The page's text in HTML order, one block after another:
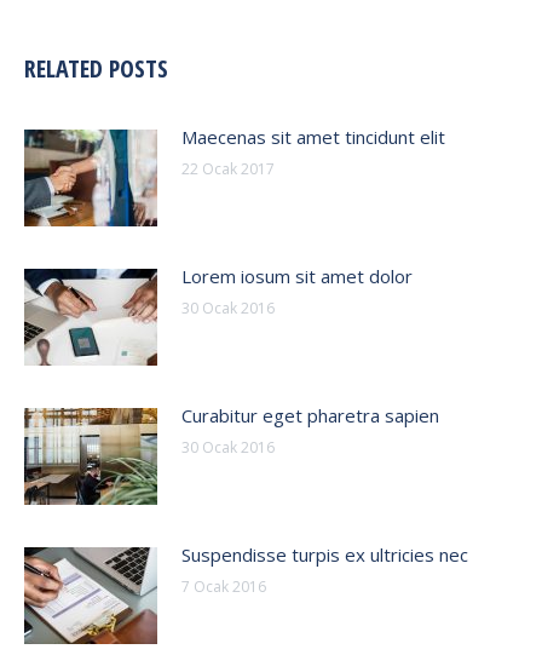
RELATED POSTS
Maecenas sit amet tincidunt elit
22 Ocak 2017
Lorem iosum sit amet dolor
30 Ocak 2016
Curabitur eget pharetra sapien
30 Ocak 2016
Suspendisse turpis ex ultricies nec
7 Ocak 2016